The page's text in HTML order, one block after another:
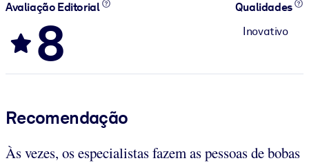
Avaliação Editorial
8
Qualidades
Inovativo
Recomendação
Às vezes, os especialistas fazem as pessoas de bobas